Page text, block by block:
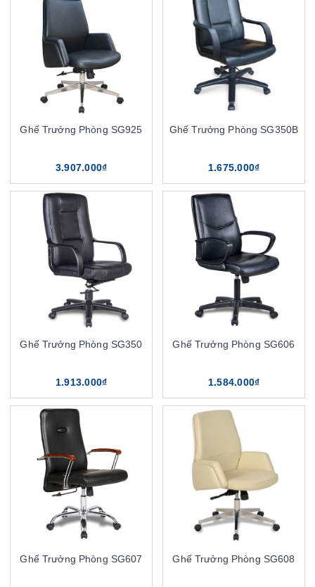
Ghế Trưởng Phòng SG925
3.907.000₫
Ghế Trưởng Phòng SG350B
1.675.000₫
Ghế Trưởng Phòng SG350
1.913.000₫
Ghế Trưởng Phòng SG606
1.584.000₫
Ghế Trưởng Phòng SG607 Ghế Trưởng Phòng SG608